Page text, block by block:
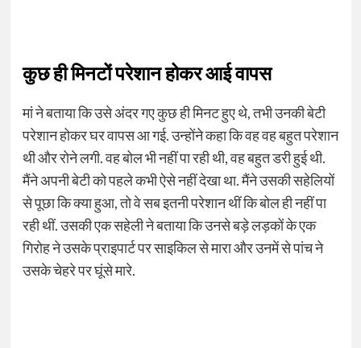
कुछ ही मिनटों परेशान होकर आई वापस
मां ने बताया कि उसे अंदर गए कुछ ही मिनट हुए थे, तभी उनकी बेटी
परेशान होकर घर वापस आ गई. उन्होंने कहा कि वह वह बहुत परेशान
थी और रोने लगी. वह बोल भी नहीं पा रही थी, वह बहुत डरी हुई थी.
मैंने अपनी बेटी को पहले कभी ऐसे नहीं देखा था. मैंने उसकी सहेलियों
से पूछा कि क्या हुआ, तो वे सब इतनी परेशान थीं कि बोल ही नहीं पा
रही थीं. उसकी एक सहेली ने बताया कि उनसे बड़े लड़कों के एक
गिरोह ने उसके प्राइपार्ट पर साइकिल से मारा और उनमें से पांच ने
उसके चेहरे पर घूंसे मारे.